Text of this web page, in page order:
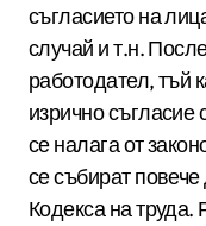
съгласието на
случай и т.н.
работодател, тъй
изрично съгласие
се налага от
се събират
Кодекса на